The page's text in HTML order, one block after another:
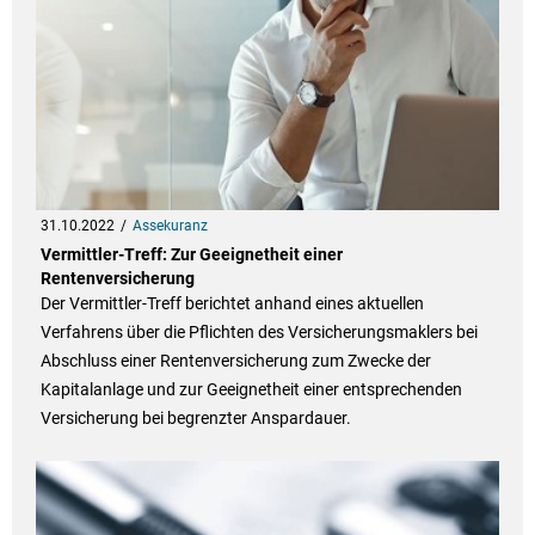
31.10.2022 Assekuranz
Vermittler-Treff: Zur Geeignetheit einer
Rentenversicherung
Der Vermittler-Treff berichtet anhand eines aktuellen
Verfahrens über die Pflichten des Versicherungsmaklers bei
Abschluss einer Rentenversicherung zum Zwecke der
Kapitalanlage und zur Geeignetheit einer entsprechenden
Versicherung bei begrenzter Anspardauer.